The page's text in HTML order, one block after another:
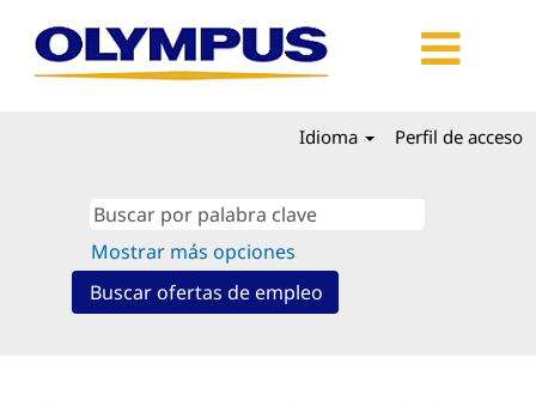
Idioma Perfil de acceso
Mostrar más opciones